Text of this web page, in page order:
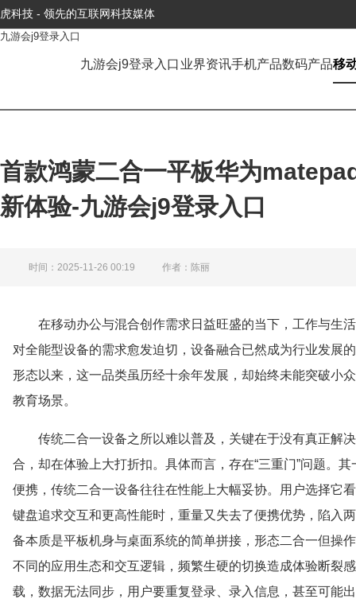
虎科技 - 领先的互联网科技媒体
九游会j9登录入口
九游会j9登录入口 业界资讯手机产品数码产品移
首款鸿蒙二合一平板华为
新体验-九游会j9登录入口
时间：2025-11-26 00:19 作者：陈丽
在移动办公与混合创作需求日益旺盛的当下，工作与生
对全能型设备的需求愈发迫切，设备融合已然成为行业发展
形态以来，这一品类虽历经十余年发展，却始终未能突破小
教育场景。
传统二合一设备之所以难以普及，关键在于没有真正解
合，却在体验上大打折扣。具体而言，存在“三重门”问题。
便携，传统二合一设备往往在性能上大幅妥协。用户选择它
键盘追求交互和更高性能时，重量又失去了便携优势，陷入
备本质是平板机身与桌面系统的简单拼接，形态二合一但操
不同的应用生态和交互逻辑，频繁生硬的切换造成体验断裂
载，数据无法同步，用户要重复登录、录入信息，甚至可能